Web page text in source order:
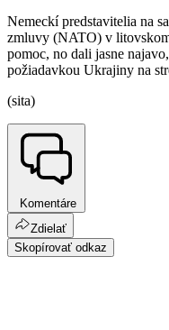
Nemeckí predstavitelia na
zmluvy (NATO) v
pomoc, no dali jasne
požiadavkou Ukrajiny na
(sita)
Komentáre
Zdielať
Skopírovať odkaz